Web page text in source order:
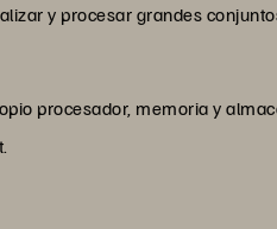
y procesar grandes
procesador, memoria y